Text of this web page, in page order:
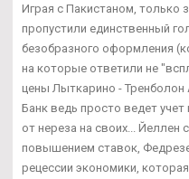
Играя с Пакистаном, только
пропустили единственный
безобразного оформления
на которые ответили не
цены Лыткарино -
Банк ведь просто ведет
от нереза на своих... Йеллен
повышением ставок,
рецессии экономики,